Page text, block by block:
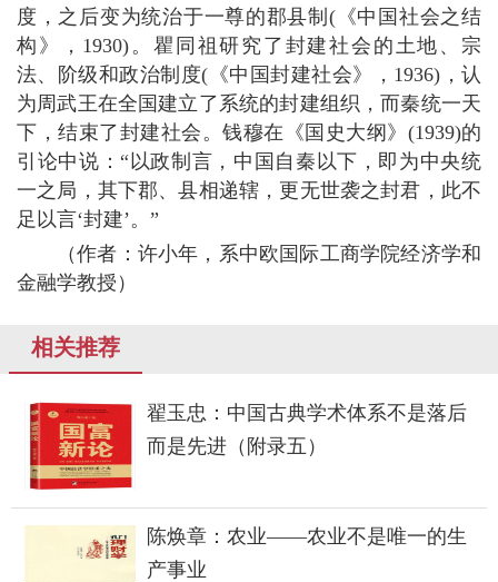
度，之后变为统治于一尊的郡县制(《中国社会之结
构》，1930)。瞿同祖研究了封建社会的土地、宗
法、阶级和政治制度(《中国封建社会》，1936)，认
为周武王在全国建立了系统的封建组织，而秦统一天
下，结束了封建社会。钱穆在《国史大纲》(1939)的
引论中说：“以政制言，中国自秦以下，即为中央统
一之局，其下郡、县相递辖，更无世袭之封君，此不
足以言‘封建’。”
（作者：许小年，系中欧国际工商学院经济学和
金融学教授）
相关推荐
翟玉忠：中国古典学术体系不是落后
而是先进（附录五）
陈焕章：农业——农业不是唯一的生
产事业